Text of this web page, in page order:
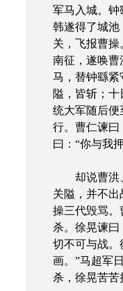
军马入城。钟
韩遂得了城池
关，飞报曹
南征，遂唤曹
马，替钟繇紧
隘，皆斩；
统大军随后便
行。曹仁谏曰
曰：“你与我
却说曹洪、
关隘，并不
操三代毁骂。
杀。徐晃谏曰
切不可与战。
画。”马超军
杀，徐晃苦苦